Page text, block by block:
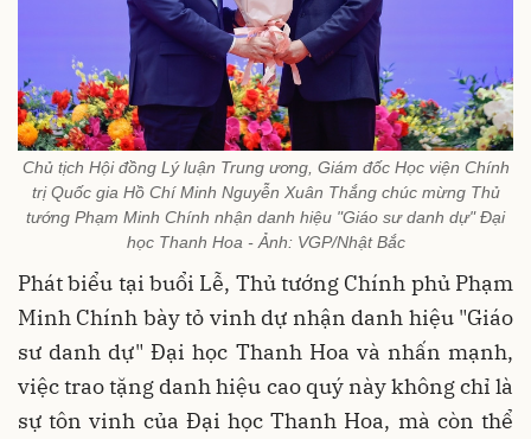
Chủ tịch Hội đồng Lý luận Trung ương, Giám đốc Học viện Chính
trị Quốc gia Hồ Chí Minh Nguyễn Xuân Thắng chúc mừng Thủ
tướng Phạm Minh Chính nhận danh hiệu "Giáo sư danh dự" Đại
học Thanh Hoa - Ảnh: VGP/Nhật Bắc
Phát biểu tại buổi Lễ, Thủ tướng Chính phủ Phạm
Minh Chính bày tỏ vinh dự nhận danh hiệu "Giáo
sư danh dự" Đại học Thanh Hoa và nhấn mạnh,
việc trao tặng danh hiệu cao quý này không chỉ là
sự tôn vinh của Đại học Thanh Hoa, mà còn thể